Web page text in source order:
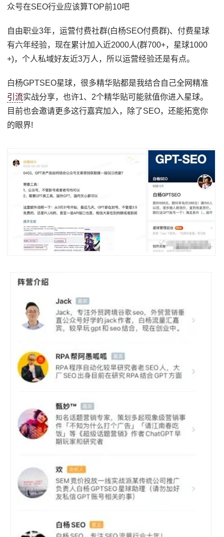
众号在SEO行业应该算TOP前10吧
自由职业3年，运营付费社群(白杨SEO付费群)、付费星球
有六年经验，现在累计加入近2000人(群700+，星球1000
+)，个人私域好友近3万人，所以运营经验还是有点。
白杨GPTSEO星球，很多精华贴都是我结合自己全网精准
引流实战分享，也许1、2个精华贴可能就值你进入星球。
目前也会邀请更多这行嘉宾加入，除了SEO，还能拓宽你
的眼界!